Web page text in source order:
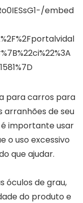
embed
para carros para
arranhões de seu
importante usar
o uso excessivo
que ajudar.
óculos de grau,
do produto e